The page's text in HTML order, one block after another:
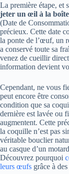
La première étape, et
jeter un œil à la boîte
(Date de
précieux. Cette date
la ponte de l’œuf, un
a conservé toute sa
venez de cueillir
information devient
Cependant, ne vous
peut encore être
condition que sa
dernière est lavée ou
augmentent. Cette
la coquille n’est pas
véritable bouclier
au casque d’un
Découvrez pourquoi
leurs œufs grâce à